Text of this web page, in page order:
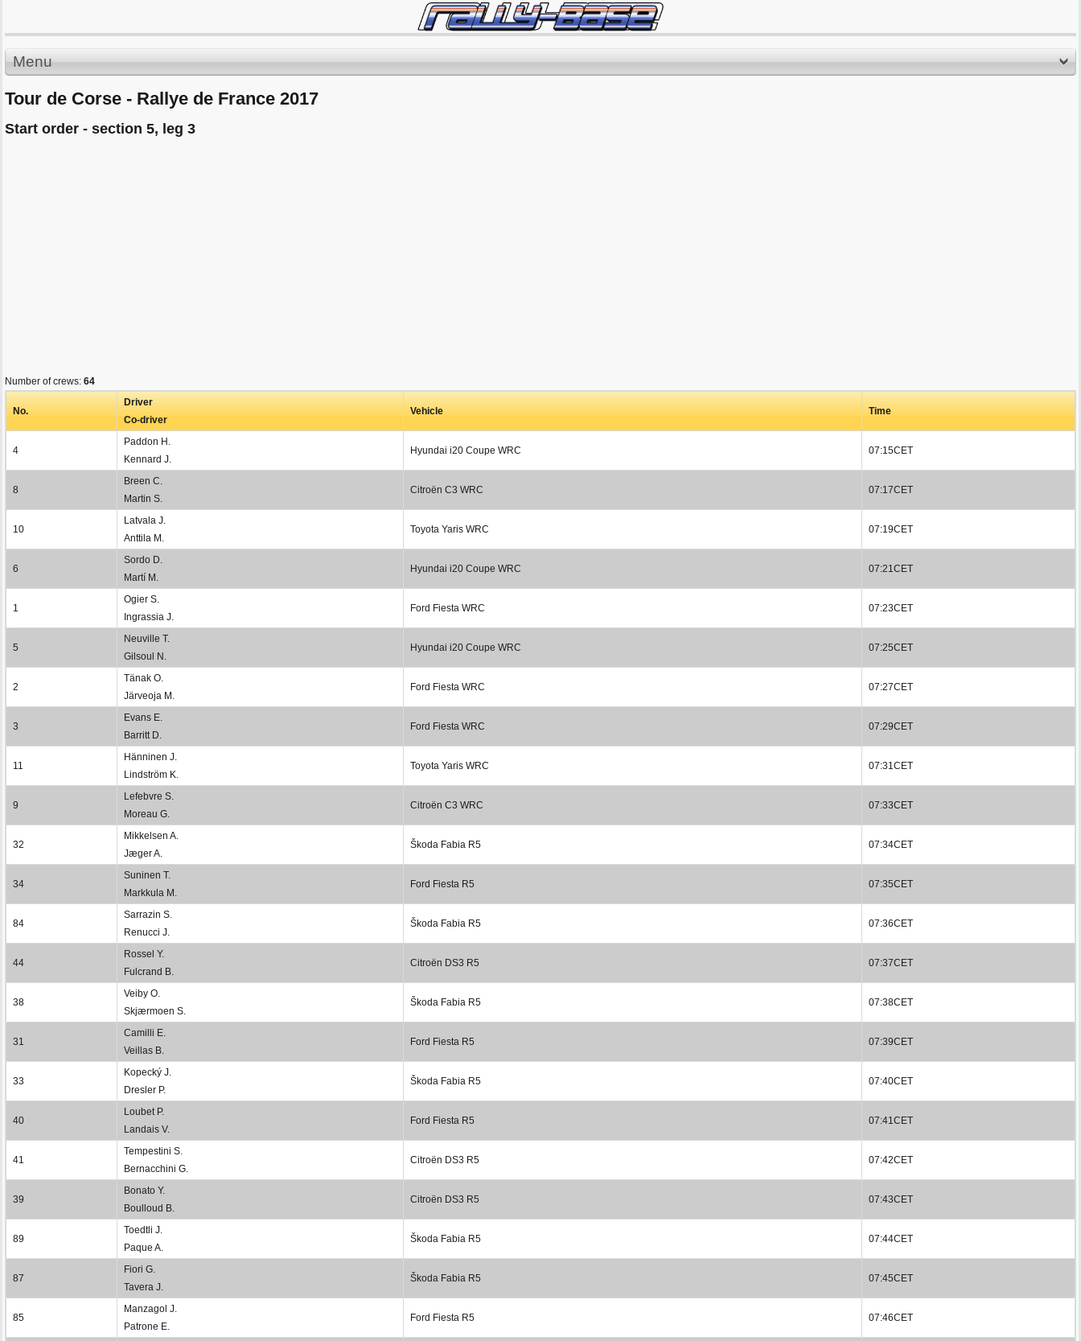
Menu
Tour de Corse - Rallye de France 2017
Start order - section 5, leg 3
Number of crews: 64
No.
Driver
Co-driver
Vehicle Time
4
Paddon H.
Kennard J.
Hyundai i20 Coupe WRC 07:15CET
8
Breen C.
Martin S.
Citroën C3 WRC 07:17CET
10
Latvala J.
Anttila M.
Toyota Yaris WRC 07:19CET
6
Sordo D.
Martí M.
Hyundai i20 Coupe WRC 07:21CET
1
Ogier S.
Ingrassia J.
Ford Fiesta WRC 07:23CET
5
Neuville T.
Gilsoul N.
Hyundai i20 Coupe WRC 07:25CET
2
Tänak O.
Järveoja M.
Ford Fiesta WRC 07:27CET
3
Evans E.
Barritt D.
Ford Fiesta WRC 07:29CET
11
Hänninen J.
Lindström K.
Toyota Yaris WRC 07:31CET
9
Lefebvre S.
Moreau G.
Citroën C3 WRC 07:33CET
32
Mikkelsen A.
Jæger A.
Škoda Fabia R5 07:34CET
34
Suninen T.
Markkula M.
Ford Fiesta R5 07:35CET
84
Sarrazin S.
Renucci J.
Škoda Fabia R5 07:36CET
44
Rossel Y.
Fulcrand B.
Citroën DS3 R5 07:37CET
38
Veiby O.
Skjærmoen S.
Škoda Fabia R5 07:38CET
31
Camilli E.
Veillas B.
Ford Fiesta R5 07:39CET
33
Kopecký J.
Dresler P.
Škoda Fabia R5 07:40CET
40
Loubet P.
Landais V.
Ford Fiesta R5 07:41CET
41
Tempestini S.
Bernacchini G.
Citroën DS3 R5 07:42CET
39
Bonato Y.
Boulloud B.
Citroën DS3 R5 07:43CET
89
Toedtli J.
Paque A.
Škoda Fabia R5 07:44CET
87
Fiori G.
Tavera J.
Škoda Fabia R5 07:45CET
85
Manzagol J.
Patrone E.
Ford Fiesta R5 07:46CET